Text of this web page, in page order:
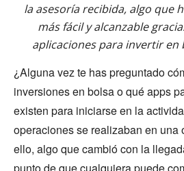
la asesoría recibida, algo que
más fácil y alcanzable
aplicaciones para invertir en
¿Alguna vez te has preguntado
inversiones en bolsa o qué apps
existen para iniciarse en la
operaciones se realizaban en una
ello, algo que cambió con la
punto de que cualquiera puede